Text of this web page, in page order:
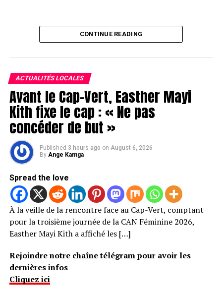
CONTINUE READING
ACTUALITÉS LOCALES
Avant le Cap-Vert, Easther Mayi
Kith fixe le cap : « Ne pas
concéder de but »
Published 3 hours ago on August 6, 2026
By Ange Kamga
Spread the love
À la veille de la rencontre face au Cap-Vert, comptant
pour la troisième journée de la CAN Féminine 2026,
Easther Mayi Kith a affiché les […]
Rejoindre notre chaîne télégram pour avoir les
dernières infos
Cliquez ici